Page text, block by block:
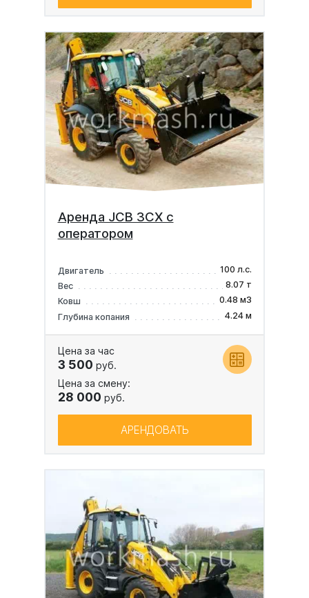
Аренда JCB 3CX с
оператором
Двигатель
100 л.с.
Вес
8.07 т
Ковш
0.48 м3
Глубина копания
4.24 м
Цена за час
3 500 руб.
Цена за смену:
28 000 руб.
АРЕНДОВАТЬ